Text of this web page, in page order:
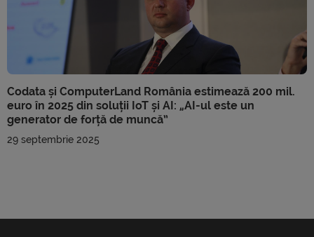
Codata și ComputerLand România estimează 200 mil.
euro în 2025 din soluții IoT și AI: „AI-ul este un
generator de forță de muncă”
29 septembrie 2025